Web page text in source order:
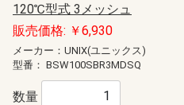
120℃型式 3メッシュ
販売価格: ￥6,930
メーカー：UNIX(ユニックス)
型番： BSW100SBR3MDSQ
数量